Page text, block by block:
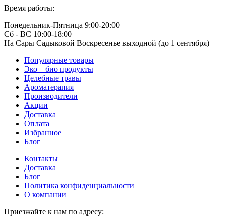
Время работы:
Понедельник-Пятница 9:00-20:00
Сб - ВС 10:00-18:00
На Сары Садыковой Воскресенье выходной (до 1 сентября)
Популярные товары
Эко – био продукты
Целебные травы
Ароматерапия
Производители
Акции
Доставка
Оплата
Избранное
Блог
Контакты
Доставка
Блог
Политика конфиденциальности
О компании
Приезжайте к нам по адресу: